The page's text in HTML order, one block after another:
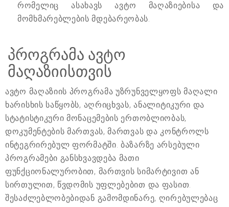
რომელიც ასახავს ავტო მაღაზიებისა და
მომხმარებლების მდებარეობას.
პროგრამა ავტო
მაღაზიისთვის
ავტო მაღაზიის პროგრამა უზრუნველყოფს მაღალი
ხარისხის საწყობს, აღრიცხვას, ანალიტიკური და
სტატისტიკური მონაცემების ერთობლიობას,
დოკუმენტების მართვას, მართვას და კონტროლს
ინტეგრირებულ ფორმატში. ბაზარზე არსებული
პროგრამები განსხვავდება მათი
ფუნქციონალურობით, მართვის სიმარტივით ან
სირთულით, წვდომის უფლებებით და ფასით.
შესაძლებლობებიდან გამომდინარე, ღირებულებაც